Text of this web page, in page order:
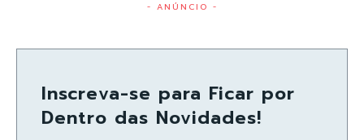
- ANÚNCIO -
Inscreva-se para Ficar por
Dentro das Novidades!